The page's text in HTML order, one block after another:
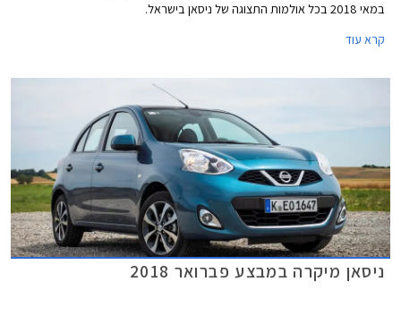
במאי 2018 בכל אולמות התצוגה של ניסאן בישראל.
קרא עוד
ניסאן מיקרה במבצע פברואר 2018